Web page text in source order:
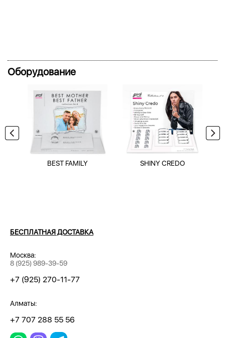
Оборудование
BEST FAMILY SHINY CREDO
БЕСПЛАТНАЯ ДОСТАВКА
Москва:
8 (925) 989-39-59
+7 (925) 270-11-77
Алматы:
+7 707 288 55 56